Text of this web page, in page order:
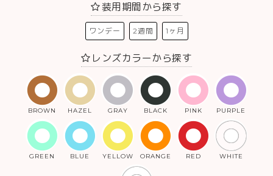
装用期間から探す
ワンデー 2週間 1ヶ月
レンズカラーから探す
BROWN HAZEL GRAY BLACK PINK PURPLE
GREEN BLUE YELLOW ORANGE RED WHITE